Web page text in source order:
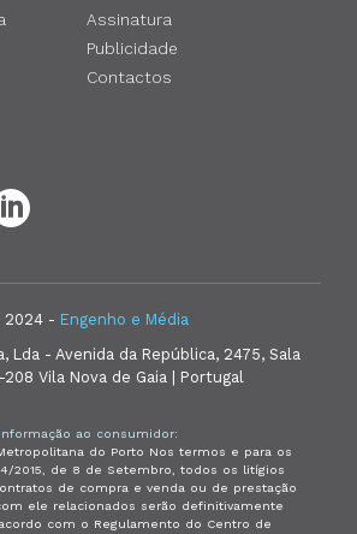
Assinatura
Publicidade
Contactos
2024 - Engenho e Média
Lda - Avenida da República, 2475, Sala
Vila Nova de Gaia | Portugal
Informação ao consumidor:
do Porto Nos termos e para os
2015, de 8 de Setembro, todos os litígios
de compra e venda ou de prestação
ele relacionados serão definitivamente
com o Regulamento do Centro de